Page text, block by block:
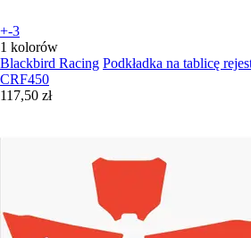
+-3
1 kolorów
Blackbird Racing Podkładka na tablicę
CRF450
117,50 zł